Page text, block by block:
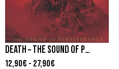
DEATH – THE SOUND OF PERSEVERANCE
12,90€ - 27,90€